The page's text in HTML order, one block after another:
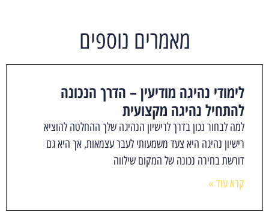
מאמרים נוספים
לימודי נהיגה מודיעין – הדרך הנכונה
להתחיל נהיגה מקצועית
למה לבחור נכון בדרך לרישיון הנהיגה שלך ההחלטה להוציא
רישיון נהיגה היא צעד משמעותי לעבר עצמאות, אך היא גם
דורשת בחירה נכונה של המקום שילווה
קרא עוד »